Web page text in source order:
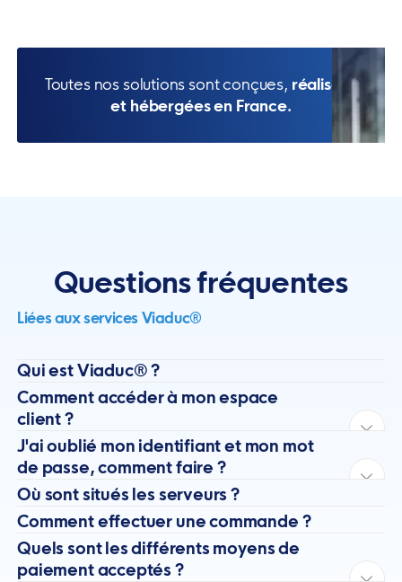
Toutes nos solutions sont conçues, réalisées
et hébergées en France.
Questions fréquentes
Liées aux services Viaduc®
Qui est Viaduc® ?
Comment accéder à mon espace
client ?
J'ai oublié mon identifiant et mon mot
de passe, comment faire ?
Où sont situés les serveurs ?
Comment effectuer une commande ?
Quels sont les différents moyens de
paiement acceptés ?